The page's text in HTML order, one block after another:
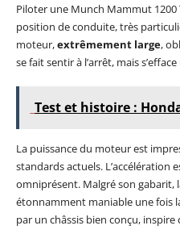
Piloter une Munch Mammut 1200
position de conduite, très
moteur,extrêmement large,
se fait sentir à l’arrêt, mais
Test et histoire : Honda
La puissance du moteur est
standards actuels. L’accélération
omniprésent. Malgré son gabarit,
étonnamment maniable une fois
par un châssis bien conçu, inspire